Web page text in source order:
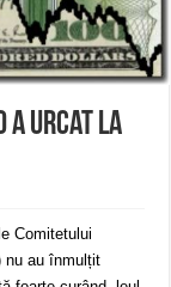
la Carașova VIDEO
str. Văliugului și
a urcat la
Comitetului
nu au înmulțit